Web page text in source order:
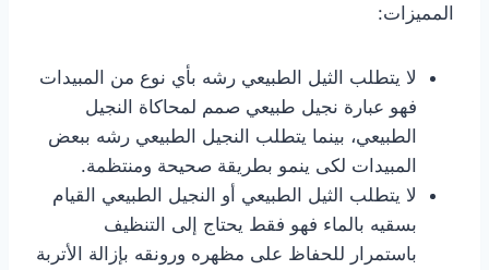
المميزات:
لا يتطلب الثيل الطبيعي رشه بأي نوع من المبيدات
فهو عبارة نجيل طبيعي صمم لمحاكاة النجيل
الطبيعي، بينما يتطلب النجيل الطبيعي رشه ببعض
المبيدات لكى ينمو بطريقة صحيحة ومنتظمة.
لا يتطلب الثيل الطبيعي أو النجيل الطبيعي القيام
بسقيه بالماء فهو فقط يحتاج إلى التنظيف
باستمرار للحفاظ على مظهره ورونقه بإزالة الأتربة